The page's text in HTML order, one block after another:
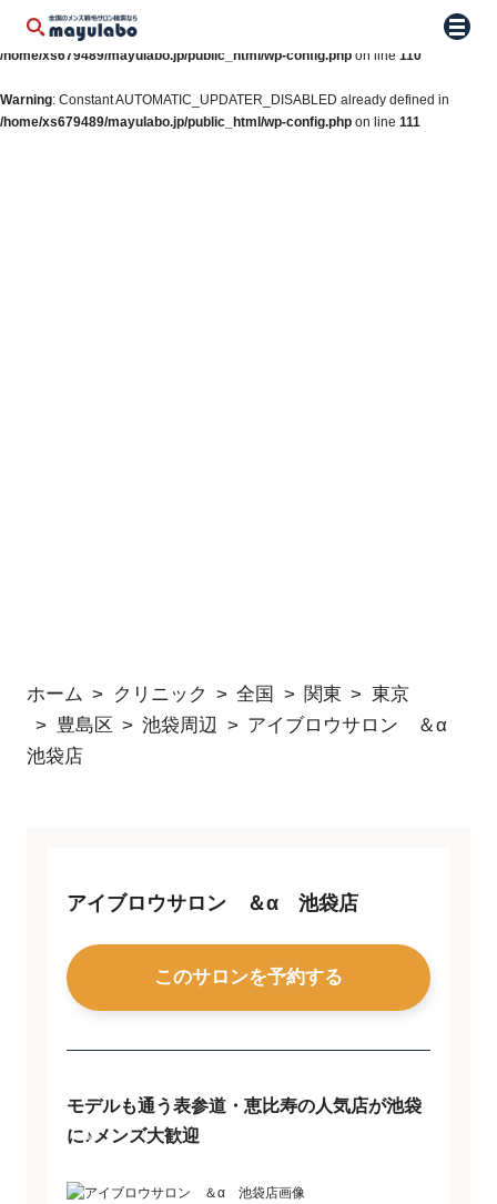
Warning: Constant WP_AUTO_UPDATE_CORE already defined in
/home/xs679489/mayulabo.jp/public_html/wp-config.php on line 110
Warning: Constant AUTOMATIC_UPDATER_DISABLED already defined in
/home/xs679489/mayulabo.jp/public_html/wp-config.php on line 111
メニ
ホーム クリニック 全国 関東
東京
豊島区
池袋周辺
アイブロウサロン ＆α
池袋店
アイブロウサロン ＆α 池袋店
このサロンを予約する
モデルも通う表参道・恵比寿の人気店が池袋
に♪メンズ大歓迎